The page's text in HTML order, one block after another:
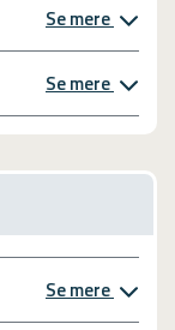
Se mere
Se mere
Se mere